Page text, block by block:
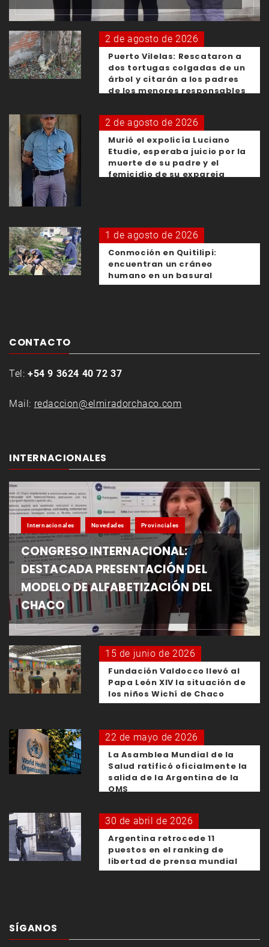
2 de agosto de 2026
Puerto Vilelas: Rescataron a
dos tortugas colgadas de un
árbol y citarán a los padres
de los menores responsables
2 de agosto de 2026
Murió el expolicía Luciano
Etudie, esperaba juicio por la
muerte de su padre y el
femicidio de su expareja
1 de agosto de 2026
Conmoción en Quitilipi:
encuentran un cráneo
humano en un basural
CONTACTO
Tel: +54 9 3624 40 72 37
Mail: redaccion@elmiradorchaco.com
INTERNACIONALES
Internacionales Novedades Provinciales
CONGRESO INTERNACIONAL:
DESTACADA PRESENTACIÓN DEL
MODELO DE ALFABETIZACIÓN DEL
CHACO
15 de junio de 2026
Fundación Valdocco llevó al
Papa León XIV la situación de
los niños Wichí de Chaco
22 de mayo de 2026
La Asamblea Mundial de la
Salud ratificó oficialmente la
salida de la Argentina de la
OMS
30 de abril de 2026
Argentina retrocede 11
puestos en el ranking de
libertad de prensa mundial
SÍGANOS